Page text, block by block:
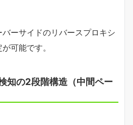
ーサイドのリバースプロキシ
可能です。
の2段階構造（中間ペー